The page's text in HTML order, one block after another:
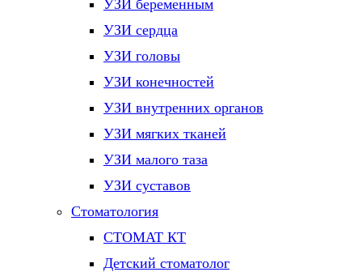
УЗИ беременным
УЗИ сердца
УЗИ головы
УЗИ конечностей
УЗИ внутренних органов
УЗИ мягких тканей
УЗИ малого таза
УЗИ суставов
Стоматология
СТОМАТ КТ
Детский стоматолог